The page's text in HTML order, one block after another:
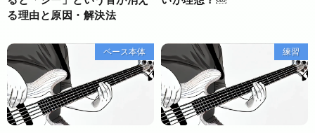
る理由と原因・解決法
ベース本体 練習